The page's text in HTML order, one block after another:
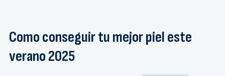
Como conseguir tu mejor piel este
verano 2025